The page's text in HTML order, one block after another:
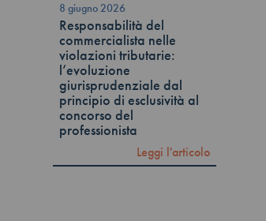
8 giugno 2026
Responsabilità del
commercialista nelle
violazioni tributarie:
l’evoluzione
giurisprudenziale dal
principio di esclusività al
concorso del
professionista
Leggi l'articolo